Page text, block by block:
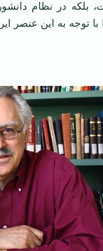
بلکه در نظام
با توجه به این عنصر